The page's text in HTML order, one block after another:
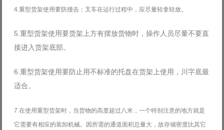
4.重型货架使用要防撞击：叉车在运行过程中，应尽量轻拿轻放。
5.重型货架使用要货架上方有摆放货物时，操作人员尽量不要直
接进入货架底部。
6.重型货架使用要防止用不标准的托盘在货架上使用，川字底最
适合。
7.在使用重型货架时，当货物的高度超过八米，一个特别注意的地方就是
它需要有相应的装卸机械。因所需的通道面积总量大，故存储密度比其它